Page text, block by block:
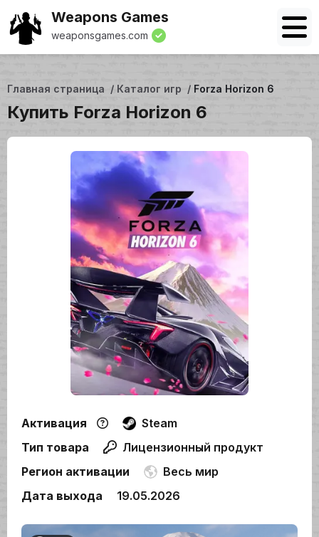
Weapons Games
weaponsgames.com
Главная страница Каталог игр Forza Horizon 6
Купить Forza Horizon 6
Активация
Steam
Тип товара
Лицензионный продукт
Регион активации
Весь мир
Дата выхода
19.05.2026